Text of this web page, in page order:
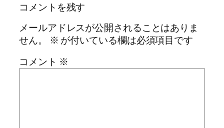
コメントを残す
メールアドレスが公開されることはありま
せん。
※ が付いている欄は必須項目です
コメント ※